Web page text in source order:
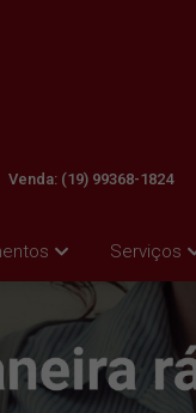
Serviços
Venda: (19) 99368-1824